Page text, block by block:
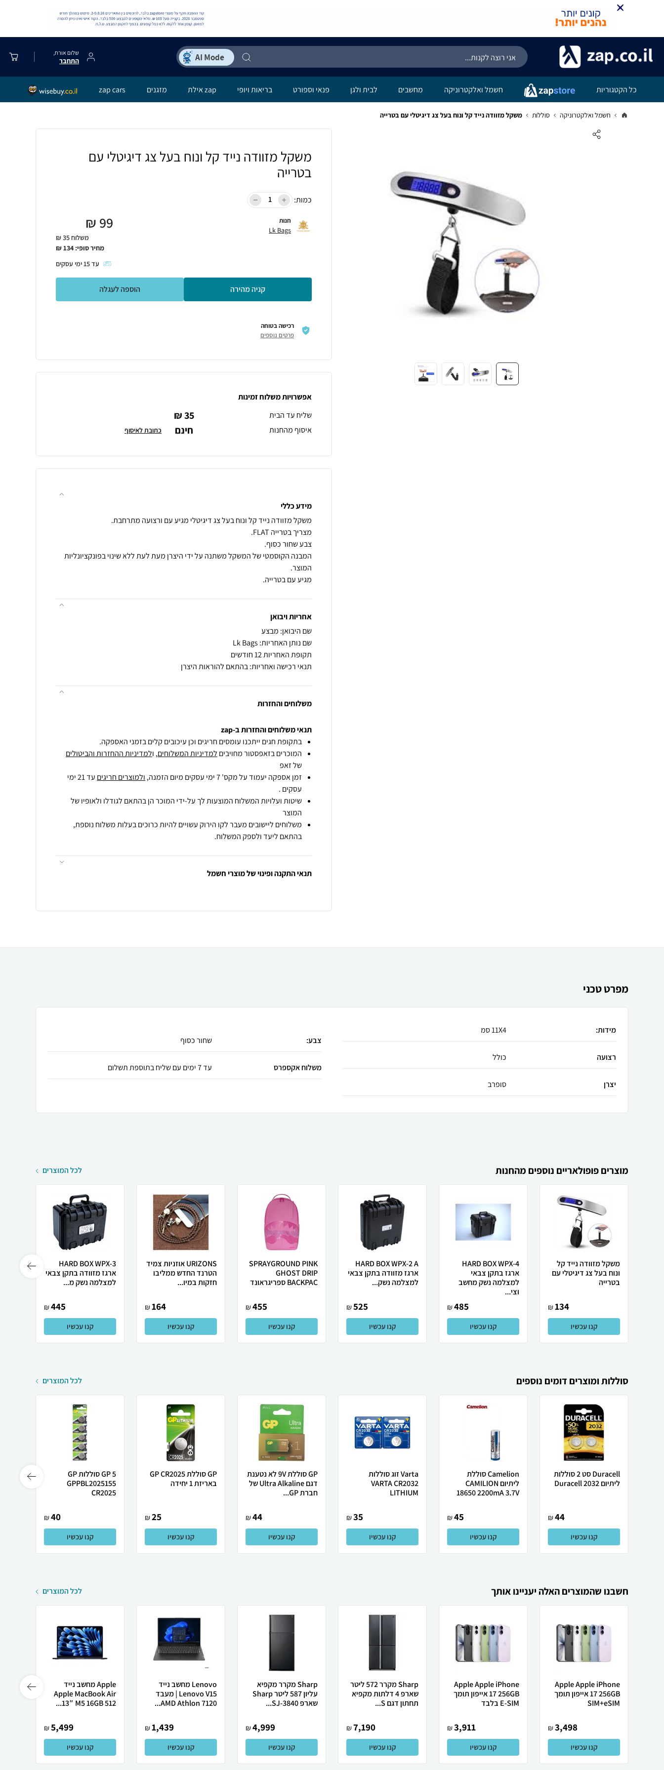
שלום אורח,
התחבר
כל הקטגוריות חשמל ואלקטרוניקה מחשבים לבית ולגן פנאי וספורט בריאות ויופי zap אילת מזגנים zap cars
חשמל ואלקטרוניקה סוללות משקל מזוודה נייד קל ונוח בעל צג דיגיטלי עם בטרייה
משקל מזוודה נייד קל ונוח בעל צג דיגיטלי עם
בטרייה
כמות:
חנות
Lk Bags
99
₪
משלוח 35 ₪
מחיר סופי: 134
₪
עד15 ימי עסקים
קניה מהירה הוספה לעגלה
רכישה בטוחה
פרטים נוספים
אפשרויות משלוח זמינות
שליח עד הבית
35 ₪
איסוף מהחנות חינם כתובת לאיסוף
מידע כללי
המבנה הקוסמטי של המשקל משתנה על ידי היצרן מעת לעת ללא שינוי בפונקציונליות
מגיע עם בטרייה.
אחריות ויבואן
שם היבואן: מבצע
שם נותן האחריות: Lk Bags
תקופת האחריות 12 חודשים
תנאי רכישה ואחריות: בהתאם להוראות היצרן
משלוחים והחזרות
תנאי משלוחים והחזרות ב-zap
בתקופת חגים ייתכנו עומסים חריגים וכן עיכובים קלים בזמני האספקה.
המוכרים בזאפסטור מחויבים למדיניות המשלוחים, ולמדיניות ההחזרות והביטולים
של זאפ
זמן אספקה יעמוד על מקס' 7 ימי עסקים מיום הזמנה,
ולמוצרים חריגים
עד 21 ימי
עסקים .
שיטות ועלויות המשלוח המוצעות לך על-ידי המוכר הן בהתאם לגודלו ולאופיו של
המוצר
משלוחים ליישובים מעבר לקו הירוק עשויים להיות כרוכים בעלות משלוח נוספת,
בהתאם ליעד ולספק המשלוח.
תנאי התקנה ופינוי של מוצרי חשמל
מפרט טכני
מידות: 11X4 סמ
רצועה כולל
יצרן סופרב
צבע: שחור כסוף
משלוח אקספרס עד 7 ימים עם שליח בתוספת תשלום
מוצרים פופולאריים נוספים מהחנות לכל המוצרים
משקל מזוודה נייד קל
ונוח בעל צג דיגיטלי עם
בטרייה
134
₪
קנו עכשיו
HARD BOX WPX-4
ארגז בתקן צבאי
למצלמה נשק מחשב
וצי...
485
₪
קנו עכשיו
HARD BOX WPX-2 A
ארגז מזוודה בתקן צבאי
למצלמה נשק...
525
₪
קנו עכשיו
SPRAYGROUND PINK
GHOST DRIP
BACKPAC ספריגראונד
455
₪
קנו עכשיו
URIZONS אוזניות צמיד
הטרנד החדש ממליבו
חזקות במיו...
164
₪
קנו עכשיו
HARD BOX WPX-3
ארגז מזוודה בתקן צבאי
למצלמה נשק מ...
445
₪
קנו עכשיו
סוללות ומוצרים דומים נוספים לכל המוצרים
Duracell סט 2 סוללות
ליתיום 2032 Duracell
44
₪
קנו עכשיו
Camelion סוללת
ליתיום CAMILION
18650 2200mA 3.7V
45
₪
קנו עכשיו
Varta זוג סוללות
VARTA CR2032
LITHIUM
35
₪
קנו עכשיו
GP סוללת 9V לא נטענת
דגם Ultra Alkaline של
חברת GP...
44
₪
קנו עכשיו
GP סוללת GP CR2025
באריזת 1 יחידה
25
₪
קנו עכשיו
GP 5 סוללות GP
GPPBL2025155
CR2025
40
₪
קנו עכשיו
חשבנו שהמוצרים האלה יעניינו אותך לכל המוצרים
Apple Apple iPhone
17 256GB אייפון תומך
SIM+eSIM
3,498
₪
קנו עכשיו
Apple Apple iPhone
17 256GB אייפון תומך
E-SIM בלבד
3,911
₪
קנו עכשיו
Sharp מקרר 572 ליטר
שארפ 4 דלתות מקפיא
תחתון דגם S...
7,190
₪
קנו עכשיו
Sharp מקרר מקפיא
עליון 587 ליטר Sharp
שארפ SJ-3840...
4,999
₪
קנו עכשיו
Lenovo מחשב נייד
Lenovo V15 | מעבד
AMD Athlon 7120...
1,439
₪
קנו עכשיו
Apple מחשב נייד
Apple MacBook Air
13″ M5 ‎16GB 512...
5,499
₪
קנו עכשיו